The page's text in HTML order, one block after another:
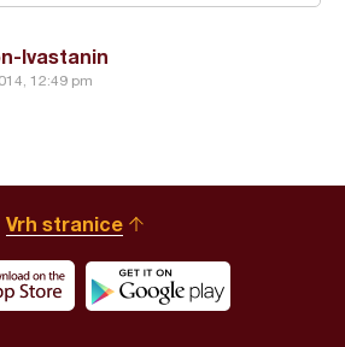
Ivastanin
12:49 pm
Vrh stranice